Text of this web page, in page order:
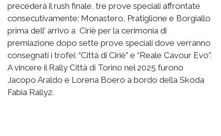
precederà il rush finale, tre prove speciali affrontate
consecutivamente: Monastero, Pratiglione e Borgiallo
prima dell’ arrivo a Ciriè per la cerimonia di
premiazione dopo sette prove speciali dove verranno
consegnati i trofei: “Città di Ciriè” e “Reale Cavour Evo”.
A vincere il Rally Città di Torino nel 2025 furono
Jacopo Araldo e Lorena Boero a bordo della Skoda
Fabia Rally2.